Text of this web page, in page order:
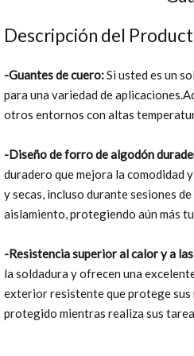
Descripción del
-Guantes de cuero:Si usted es un
para una variedad de
otros entornos con altas
-Diseño de forro de algodón
duradero que mejora la comodidad
y secas, incluso durante sesiones
aislamiento, protegiendo aún más
-Resistencia superior al calor y a
la soldadura y ofrecen una
exterior resistente que protege sus
protegido mientras realiza sus